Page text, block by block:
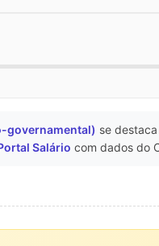
governamental) se destaca
Salário com dados do